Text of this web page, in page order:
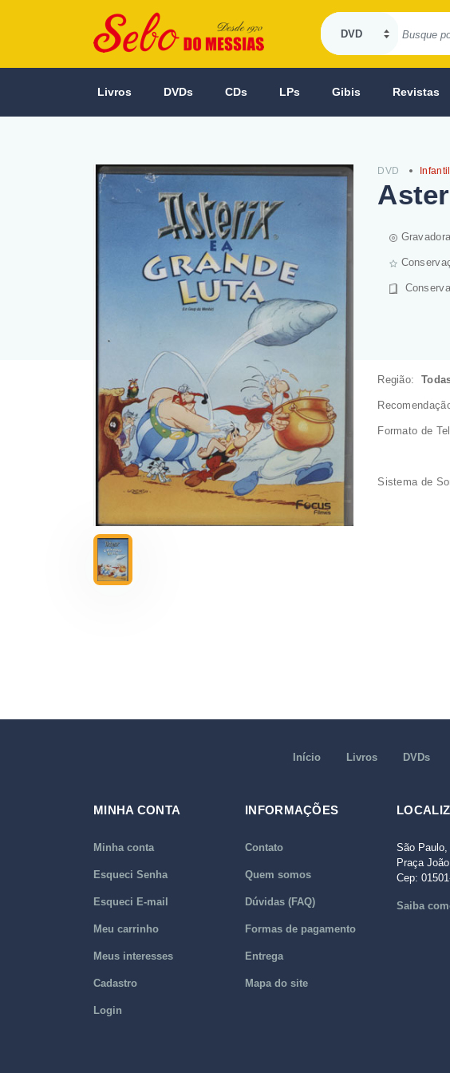
Livros DVDs CDs LPs Gibis Revistas
DVD Infantil
Região:
Formato de
Sistema de
Início Livros DVDs
MINHA CONTA
Minha conta
Esqueci Senha
Esqueci E-mail
Meu carrinho
Meus interesses
Cadastro
Login
INFORMAÇÕES
Contato
Quem somos
Dúvidas (FAQ)
Formas de pagamento
Entrega
Mapa do site
São Paulo,
Praça
Cep:
Saiba